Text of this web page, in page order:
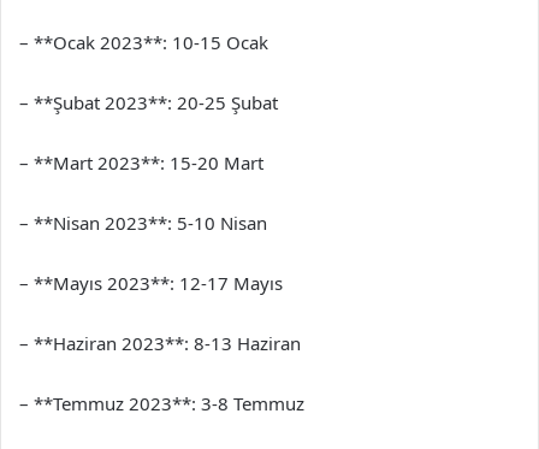
– **Ocak 2023**: 10-15 Ocak
– **Şubat 2023**: 20-25 Şubat
– **Mart 2023**: 15-20 Mart
– **Nisan 2023**: 5-10 Nisan
– **Mayıs 2023**: 12-17 Mayıs
– **Haziran 2023**: 8-13 Haziran
– **Temmuz 2023**: 3-8 Temmuz